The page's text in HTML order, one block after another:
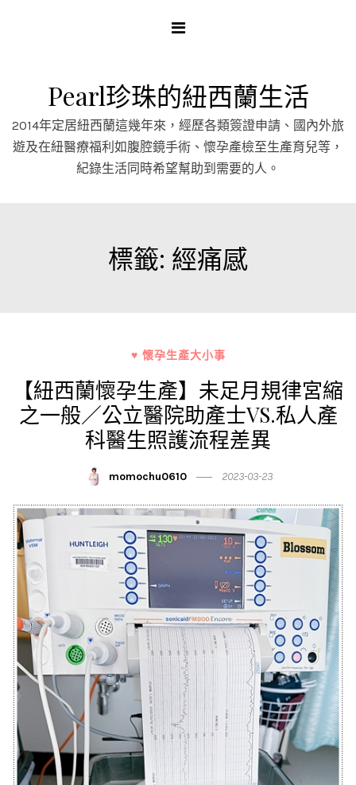
Pearl珍珠的紐西蘭生活
2014年定居紐西蘭這幾年來，經歷各類簽證申請、國內外旅
遊及在紐醫療福利如腹腔鏡手術、懷孕產檢至生產育兒等，
紀錄生活同時希望幫助到需要的人。
標籤: 經痛感
♥ 懷孕生產大小事
【紐西蘭懷孕生產】未足月規律宮縮
之一般／公立醫院助產士VS.私人產
科醫生照護流程差異
momochu0610 2023-03-23